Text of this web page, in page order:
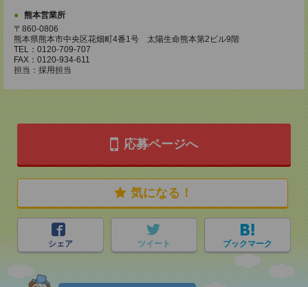
熊本営業所
〒860-0806
熊本県熊本市中央区花畑町4番1号 太陽生命熊本第2ビル9階
TEL：0120-709-707
FAX：0120-934-611
担当：採用担当
応募ページへ
気になる！
シェア ツイート ブックマーク